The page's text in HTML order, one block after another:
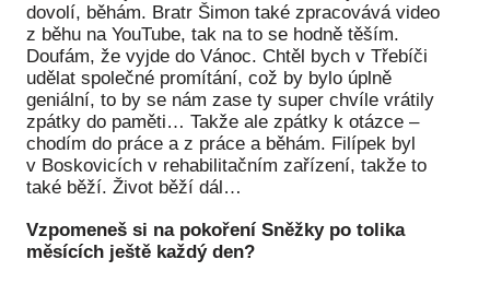
dovolí, běhám. Bratr Šimon také zpracovává video
z běhu na YouTube, tak na to se hodně těším.
Doufám, že vyjde do Vánoc. Chtěl bych v Třebíči
udělat společné promítání, což by bylo úplně
geniální, to by se nám zase ty super chvíle vrátily
zpátky do paměti… Takže ale zpátky k otázce –
chodím do práce a z práce a běhám. Filípek byl
v Boskovicích v rehabilitačním zařízení, takže to
také běží. Život běží dál…
Vzpomeneš si na pokoření Sněžky po tolika
měsících ještě každý den?